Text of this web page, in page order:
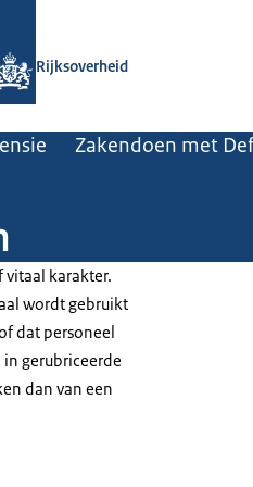
Rijksoverheid
Zakendoen met
vitaal karakter.
wordt gebruikt
dat personeel
gerubriceerde
dan van een